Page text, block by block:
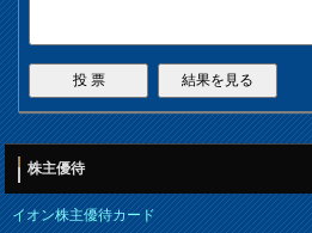
株主優待
イオン株主優待カード